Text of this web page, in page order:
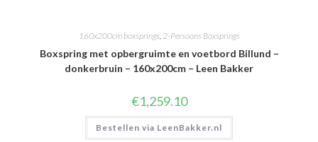
160x200cm boxsprings,2-Persoons Boxsprings
Boxspring met opbergruimte en voetbord Billund –
donkerbruin – 160x200cm – Leen Bakker
€1,259.10
Bestellen via LeenBakker.nl